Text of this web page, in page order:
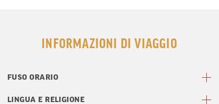
INFORMAZIONI DI VIAGGIO
FUSO ORARIO
LINGUA E RELIGIONE